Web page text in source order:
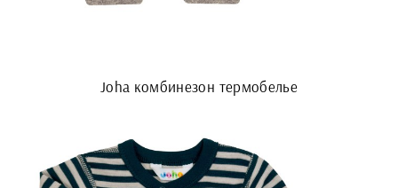
Joha комбинезон термобелье